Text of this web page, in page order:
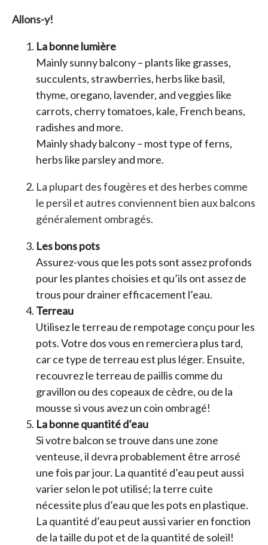
Allons-y!
La bonne lumière
Mainly sunny balcony – plants like grasses,
succulents, strawberries, herbs like basil,
thyme, oregano, lavender, and veggies like
carrots, cherry tomatoes, kale, French beans,
radishes and more.
Mainly shady balcony – most type of ferns,
herbs like parsley and more.
La plupart des fougères et des herbes comme
le persil et autres conviennent bien aux balcons
généralement ombragés.
Les bons pots
Assurez-vous que les pots sont assez profonds
pour les plantes choisies et qu’ils ont assez de
trous pour drainer efficacement l’eau.
Terreau
Utilisez le terreau de rempotage conçu pour les
pots. Votre dos vous en remerciera plus tard,
car ce type de terreau est plus léger. Ensuite,
recouvrez le terreau de paillis comme du
gravillon ou des copeaux de cèdre, ou de la
mousse si vous avez un coin ombragé!
La bonne quantité d’eau
Si votre balcon se trouve dans une zone
venteuse, il devra probablement être arrosé
une fois par jour. La quantité d’eau peut aussi
varier selon le pot utilisé; la terre cuite
nécessite plus d’eau que les pots en plastique.
La quantité d’eau peut aussi varier en fonction
de la taille du pot et de la quantité de soleil!